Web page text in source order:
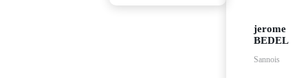
jerome
BEDEL
Sannois